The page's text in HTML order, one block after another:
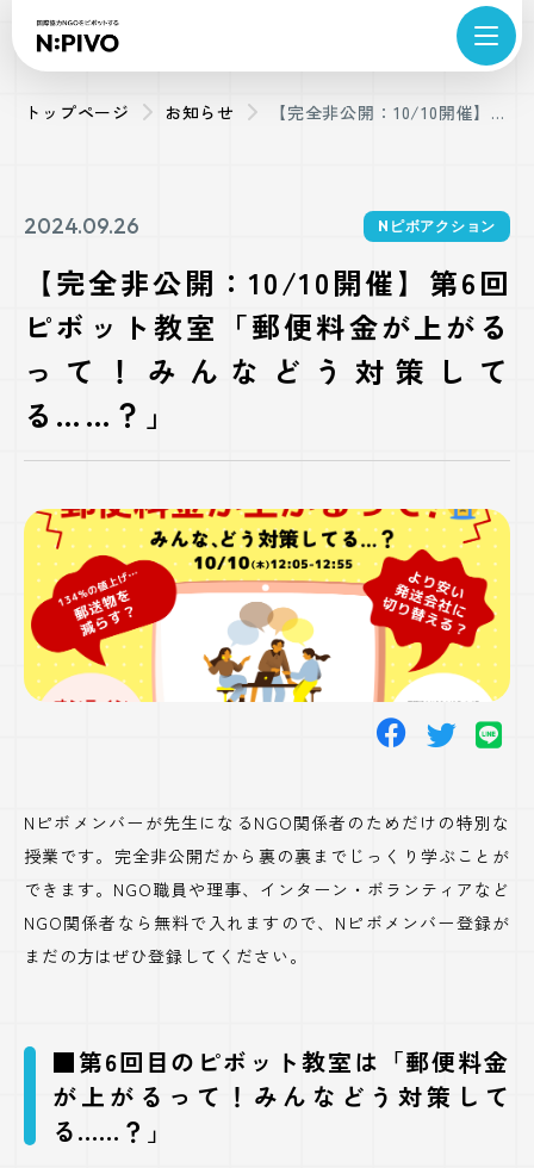
トップページ お知らせ
【完全非公開：10/10開催】第
してる……？」
2024.09.26 Nピボアクション
【完全非公開：10/10開催】第6回
ピボット教室「郵便料金が上がる
って！みんなどう対策して
る……？」
Nピボメンバーが先生になるNGO関係者のためだけの特別な
授業です。完全非公開だから裏の裏までじっくり学ぶことが
できます。NGO職員や理事、インターン・ボランティアなど
NGO関係者なら無料で入れますので、Nピボメンバー登録が
まだの方はぜひ登録してください。
■第6回目のピボット教室は「郵便料金
が上がるって！みんなどう対策して
る……？」